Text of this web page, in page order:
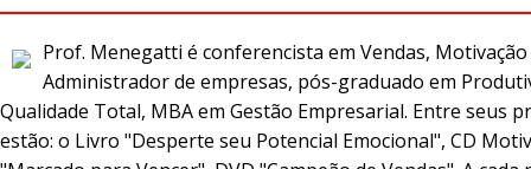
Prof. Menegatti é conferencista em Vendas, Motivação
Administrador de empresas, pós-graduado em
Qualidade Total, MBA em Gestão Empresarial. Entre seus
estão: o Livro "Desperte seu Potencial Emocional", CD